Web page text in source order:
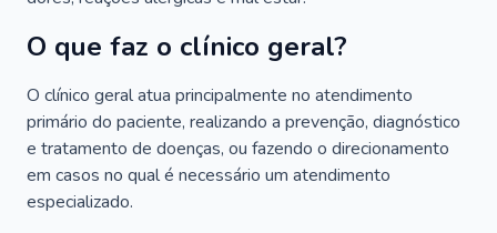
O que faz o clínico geral?
O clínico geral atua principalmente no atendimento
primário do paciente, realizando a prevenção, diagnóstico
e tratamento de doenças, ou fazendo o direcionamento
em casos no qual é necessário um atendimento
especializado.